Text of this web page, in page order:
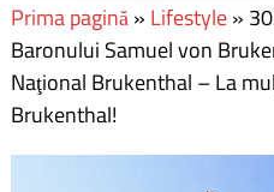
Prima pagină» Lifestyle»
Baronului Samuel von
Naţional Brukenthal – La
Brukenthal!